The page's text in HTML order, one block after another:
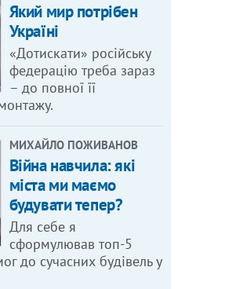
Який мир потрібен
Україні
«Дотискати» російську
федерацію треба зараз
– до повної її
МИХАЙЛО ПОЖИВАНОВ
Війна навчила: які
міста ми маємо
будувати тепер?
Для себе я
сформулював топ-5
до сучасних будівель у